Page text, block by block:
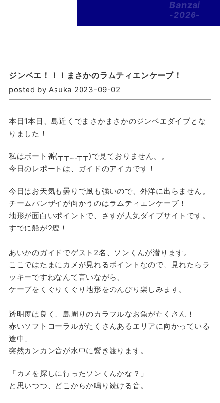
Banzai
-2026-
ジンベエ！！！まさかのラムティエンケーブ！
posted by Asuka 2023-09-02
本日1本目、島近くでまさかまさかのジンベエダイブとな
りました！
私はボート番(┬┬﹏┬┬)で見ておりません。。
今日のレポートは、ガイドのアイカです！
今日はお天気も曇りで風も強いので、外洋に出らません。
チームバンザイが向かうのはラムティエンケーブ！
地形が面白いポイントで、さすが人気ダイブサイトです。
すでに船が2艘！
あいかのガイドでゲスト2名、ソンくんが潜ります。
ここではたまにカメが見れるポイントなので、見れたらラ
ッキーですねなんて言いながら、
ケーブをくぐりくぐり地形をのんびり楽しみます。
透明度は良く、島周りのカラフルなお魚がたくさん！
赤いソフトコーラルがたくさんあるエリアに向かっている
途中、
突然カンカン音が水中に響き渡ります。
「カメを探しに行ったソンくんかな？」
と思いつつ、どこからか鳴り続ける音。